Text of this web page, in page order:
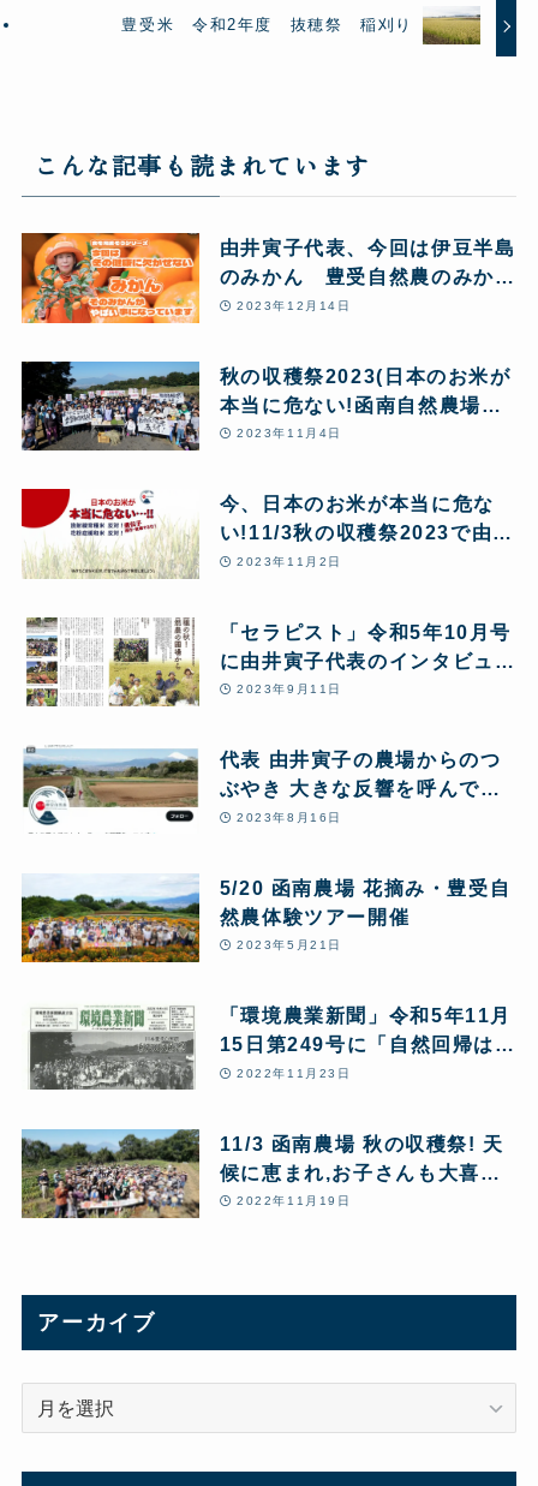
豊受米 令和2年度 抜穂祭 稲刈り
こんな記事も読まれています
由井寅子代表、今回は伊豆半島
のみかん 豊受自然農のみかん
農場からお送りします♪
2023年12月14日
秋の収穫祭2023(日本のお米が
本当に危ない!函南自然農場か
ら緊急アピールを行いました)
2023年11月4日
今、日本のお米が本当に危な
い!11/3秋の収穫祭2023で由井
代表がこの問題をアピールしま
2023年11月2日
「セラピスト」令和5年10月号
に由井寅子代表のインタビュー
記事が掲載されました
2023年9月11日
代表 由井寅子の農場からのつ
ぶやき 大きな反響を呼んでい
ます 一部紹介
2023年8月16日
5/20 函南農場 花摘み・豊受自
然農体験ツアー開催
2023年5月21日
「環境農業新聞」令和5年11月
15日第249号に「自然回帰は自
然農から」アグリビジネス創出
載されました。
2022年11月23日
11/3 函南農場 秋の収穫祭! 天
候に恵まれ,お子さんも大喜び
の1日となりました
2022年11月19日
アーカイブ